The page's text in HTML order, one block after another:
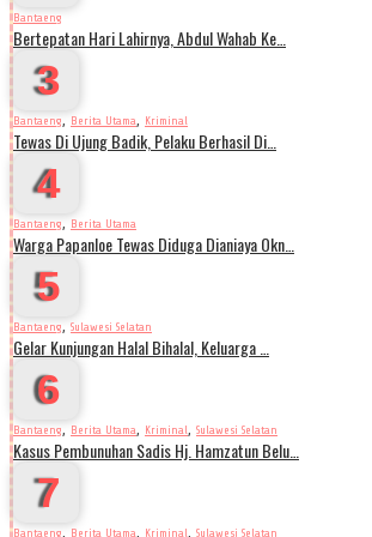
Bantaeng
Bertepatan Hari Lahirnya, Abdul Wahab Ke…
3
Bantaeng, Berita Utama, Kriminal
Tewas Di Ujung Badik, Pelaku Berhasil Di…
4
Bantaeng, Berita Utama
Warga Papanloe Tewas Diduga Dianiaya Okn…
5
Bantaeng, Sulawesi Selatan
Gelar Kunjungan Halal Bihalal, Keluarga …
6
Bantaeng, Berita Utama, Kriminal, Sulawesi Selatan
Kasus Pembunuhan Sadis Hj. Hamzatun Belu…
7
Bantaeng, Berita Utama, Kriminal, Sulawesi Selatan